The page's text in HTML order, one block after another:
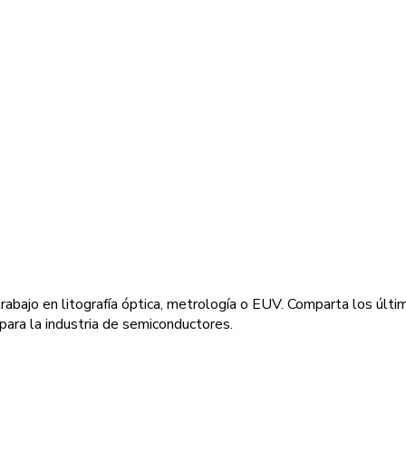
en litografía óptica, metrología o EUV. Comparta los
la industria de semiconductores.